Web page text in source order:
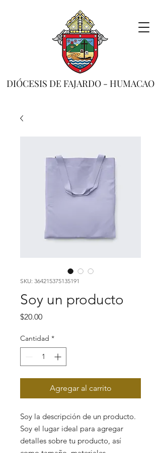
DIÓCESIS DE FAJARDO - HUMACAO
SKU: 364215375135191
Soy un producto
$20.00Precio
Cantidad *
Agregar al carrito
Soy la descripción de un producto.
Soy el lugar ideal para agregar
detalles sobre tu producto, así